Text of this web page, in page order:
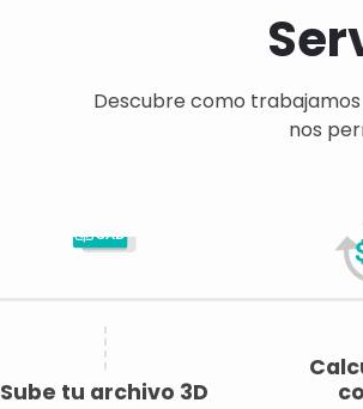
Descubre como
nos
Sube tu archivo 3D